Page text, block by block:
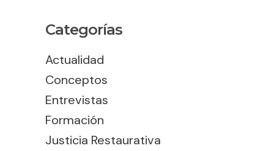
Categorías
Actualidad
Conceptos
Entrevistas
Formación
Justicia Restaurativa